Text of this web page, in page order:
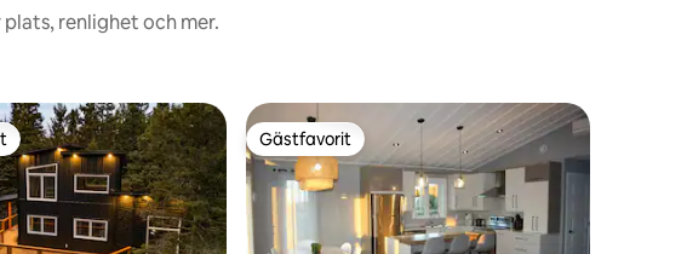
renlighet och mer.
Gästfavorit
Gästfavorit